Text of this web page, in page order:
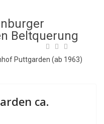
Puttgarden (ab 1963)
ca.